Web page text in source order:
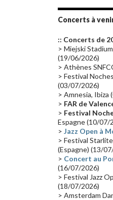
Promo 2019
Emissions 2010
Synthé 70's(20)
Claviériste(19)
France 2 (18)
Critique(17)
Passages radio(16)
Synthé 80's(16)
Cinéma(16)
Synthé Roland
Récompense(14)
Astronomie(14)
Concerts à
:: Concerts de
> Miejski
(19/06/2026)
> Athènes
> Festival
(03/07/2026)
> Amnesia, Ibiza
> FAR de
> Festival
Espagne (10/07/
> Jazz Open à
> Festival
(Espagne) (13/
> Concert au
(16/07/2026)
> Festival Jazz
(18/07/2026)
> Amsterdam